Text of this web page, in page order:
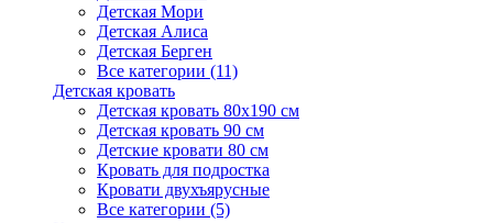
Детская Мори
Детская Алиса
Детская Берген
Все категории (11)
Детская кровать
Детская кровать 80х190 см
Детская кровать 90 см
Детские кровати 80 см
Кровать для подростка
Кровати двухъярусные
Все категории (5)